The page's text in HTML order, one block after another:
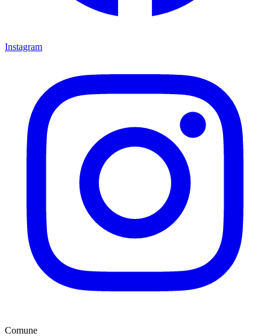
Instagram
Comune